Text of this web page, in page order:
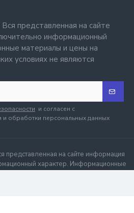
представленная на сайте
информационный
материалы и цены на
условиях не являются
и согласен с
и обработки персональных данных
представленная на сайте информация
характер. Информационные
ни при каких условиях не